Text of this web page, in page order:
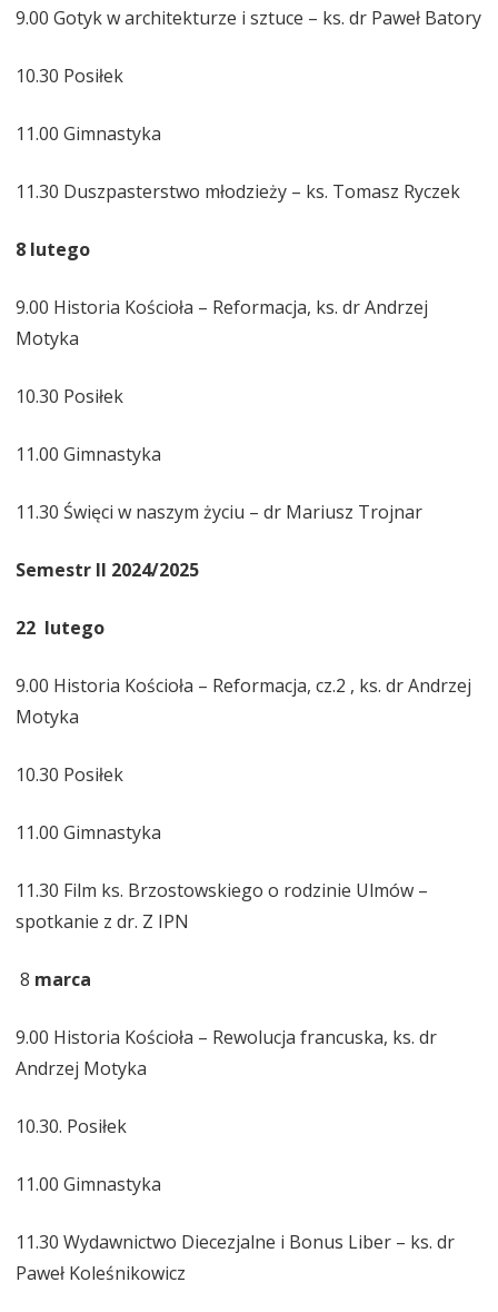
9.00 Gotyk w architekturze i sztuce – ks. dr Paweł Batory
10.30 Posiłek
11.00 Gimnastyka
11.30 Duszpasterstwo młodzieży – ks. Tomasz Ryczek
8 lutego
9.00 Historia Kościoła – Reformacja, ks. dr Andrzej
Motyka
10.30 Posiłek
11.00 Gimnastyka
11.30 Święci w naszym życiu – dr Mariusz Trojnar
Semestr II 2024/2025
22 lutego
9.00 Historia Kościoła – Reformacja, cz.2 , ks. dr Andrzej
Motyka
10.30 Posiłek
11.00 Gimnastyka
11.30 Film ks. Brzostowskiego o rodzinie Ulmów –
spotkanie z dr. Z IPN
8 marca
9.00 Historia Kościoła – Rewolucja francuska, ks. dr
Andrzej Motyka
10.30. Posiłek
11.00 Gimnastyka
11.30 Wydawnictwo Diecezjalne i Bonus Liber – ks. dr
Paweł Koleśnikowicz